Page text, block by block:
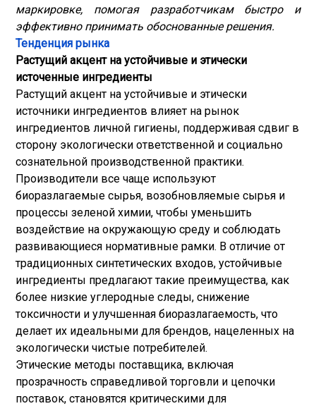
маркировке, помогая разработчикам быстро и
эффективно принимать обоснованные решения.
Тенденция рынка
Растущий акцент на устойчивые и этически
источенные ингредиенты
Растущий акцент на устойчивые и этически
источники ингредиентов влияет на рынок
ингредиентов личной гигиены, поддерживая сдвиг в
сторону экологически ответственной и социально
сознательной производственной практики.
Производители все чаще используют
биоразлагаемые сырья, возобновляемые сырья и
процессы зеленой химии, чтобы уменьшить
воздействие на окружающую среду и соблюдать
развивающиеся нормативные рамки. В отличие от
традиционных синтетических входов, устойчивые
ингредиенты предлагают такие преимущества, как
более низкие углеродные следы, снижение
токсичности и улучшенная биоразлагаемость, что
делает их идеальными для брендов, нацеленных на
экологически чистые потребителей.
Этические методы поставщика, включая
прозрачность справедливой торговли и цепочки
поставок, становятся критическими для